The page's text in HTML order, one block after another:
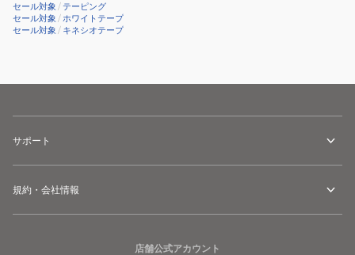
セール対象 /テーピング
セール対象 /ホワイトテープ
セール対象 / キネシオテープ
サポート
規約・会社情報
店舗公式アカウント